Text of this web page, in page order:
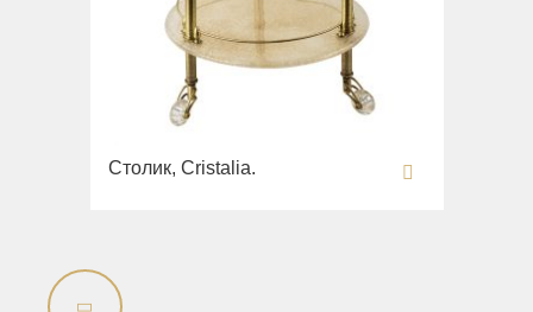
Столик, Cristalia.